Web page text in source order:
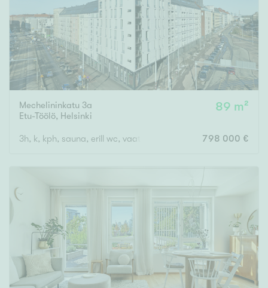
Mechelininkatu 3a
Etu-Töölö, Helsinki
89 m²
3h, k, kph, sauna, erill wc, vaateh, parveke 798 000 €